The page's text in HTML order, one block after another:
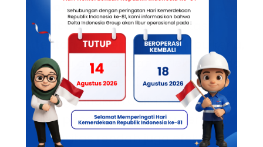
Pelatihan Visualisasi &
Pencahayaan Aman: Edukasi
tentang penempatan lampu kerja,
lampu darurat, dan reflektor pada
APD sangat penting. Simulasi
menggunakan alat bantu visual
dan pengaturan lampu dengan
intensitas rendah juga efektif.